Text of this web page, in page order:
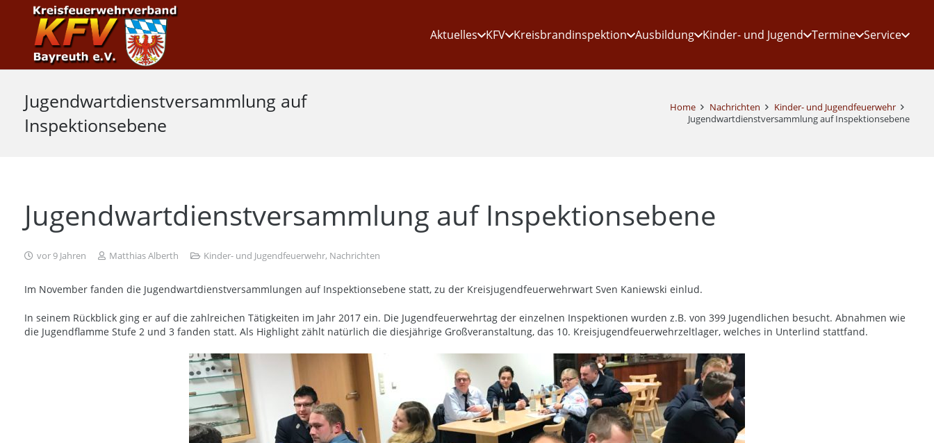
Aktuelles KFV Kreisbrandinspektion Ausbildung Kinder- und Jugend Termine Service
Jugendwartdienstversammlung auf
Inspektionsebene
Home Nachrichten
Kinder- und Jugendfeuerwehr
Jugendwartdienstversammlung auf Inspektionsebene
Jugendwartdienstversammlung auf Inspektionsebene
vor 9 Jahren Matthias Alberth Kinder- und Jugendfeuerwehr, Nachrichten
Im November fanden die Jugendwartdienstversammlungen auf Inspektionsebene statt, zu der Kreisjugendfeuerwehrwart Sven Kaniewski einlud.
In seinem Rückblick ging er auf die zahlreichen Tätigkeiten im Jahr 2017 ein. Die Jugendfeuerwehrtag der einzelnen Inspektionen wurden z.B. von 399 Jugendlichen besucht. Abnahmen wie
die Jugendflamme Stufe 2 und 3 fanden statt. Als Highlight zählt natürlich die diesjährige Großveranstaltung, das 10. Kreisjugendfeuerwehrzeltlager, welches in Unterlind stattfand.